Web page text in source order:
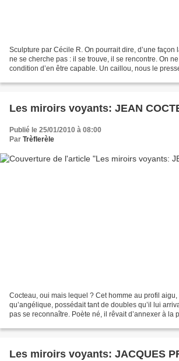
Sculpture par Cécile R. On pourrait dire, d’une
ne se cherche pas : il se trouve, il se rencontre. On ne
condition d’en être capable. Un caillou, nous le
Les miroirs voyants: JEAN
Publié le 25/01/2010 à 08:00
Par Trèflerèle
Cocteau, oui mais lequel ? Cet homme au profil
qu’angélique, possédait tant de doubles qu’il lui
pas se reconnaître. Poète né, il rêvait d’annexer à la
Les miroirs voyants: JACQUES